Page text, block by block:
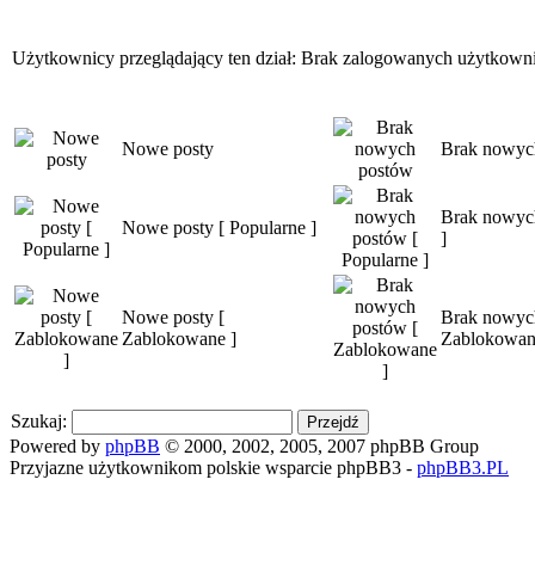
Użytkownicy przeglądający ten dział: Brak zalogowanych
Nowe posty Brak
Nowe posty [ Popularne ]
Brak
]
Nowe posty [
Zablokowane ]
Brak
Szukaj:
Powered by phpBB © 2000, 2002, 2005, 2007 phpBB Group
Przyjazne użytkownikom polskie wsparcie phpBB3 - phpBB3.PL